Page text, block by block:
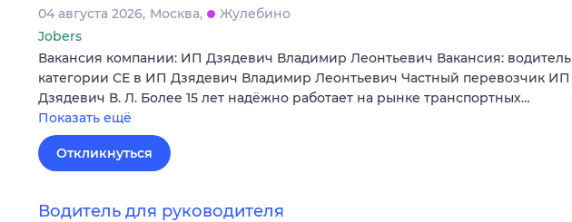
04 августа 2026 Москва
Жулебино
Jobers
Вакансия компании: ИП Дзядевич Владимир Леонтьевич Вакансия: водитель
категории СЕ в ИП Дзядевич Владимир Леонтьевич Частный перевозчик ИП
Дзядевич В. Л. Более 15 лет надёжно работает на рынке транспортных…
Показать ещё
Откликнуться
Водитель для руководителя